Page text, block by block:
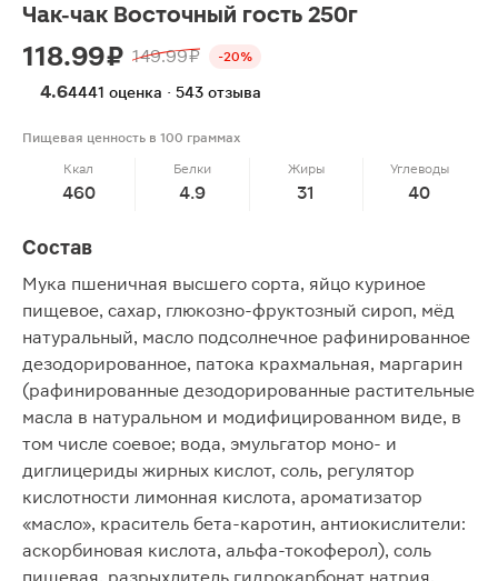
Чак-чак Восточный гость 250г
118.99 ₽ 149.99 ₽ -20%
4.64441 оценка · 543 отзыва
Пищевая ценность в 100 граммах
Ккал
460
Белки
4.9
Жиры
31
Углеводы
40
Состав
Мука пшеничная высшего сорта, яйцо куриное
пищевое, сахар, глюкозно-фруктозный сироп, мёд
натуральный, масло подсолнечное рафинированное
дезодорированное, патока крахмальная, маргарин
(рафинированные дезодорированные растительные
масла в натуральном и модифицированном виде, в
том числе соевое; вода, эмульгатор моно- и
диглицериды жирных кислот, соль, регулятор
кислотности лимонная кислота, ароматизатор
«масло», краситель бета-каротин, антиокислители:
аскорбиновая кислота, альфа-токоферол), соль